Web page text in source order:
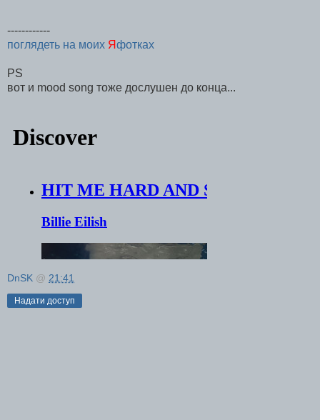
------------
поглядеть на моих Яфотках
PS
вот и mood song тоже дослушен до конца...
DnSK @ 21:41
Надати доступ